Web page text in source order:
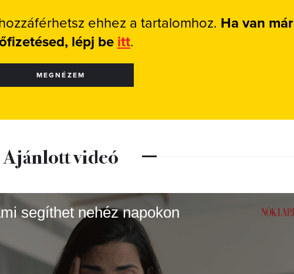
ehhez a tartalomhoz. Ha van már
lépj be itt.
MEGNÉZEM
Ajánlott videó
segíthet nehéz napokon